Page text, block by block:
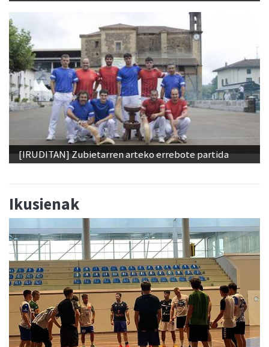
[IRUDITAN] Zubietarren arteko errebote partida
Ikusienak